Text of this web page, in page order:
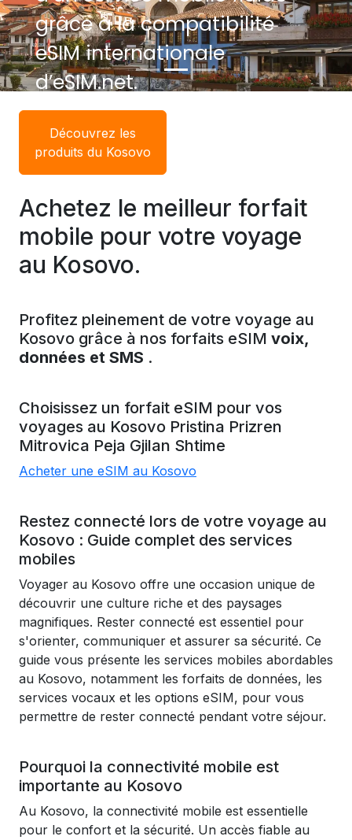
grâce à la compatibilité
eSIM internationale
d’eSIM.net.
Découvrez les
produits du Kosovo
Achetez le meilleur forfait
mobile pour votre voyage
au Kosovo.
Profitez pleinement de votre voyage au
Kosovo grâce à nos forfaits eSIM voix,
données et SMS .
Choisissez un forfait eSIM pour vos
voyages au Kosovo Pristina Prizren
Mitrovica Peja Gjilan Shtime
Acheter une eSIM au Kosovo
Restez connecté lors de votre voyage au
Kosovo : Guide complet des services
mobiles
Voyager au Kosovo offre une occasion unique de
découvrir une culture riche et des paysages
magnifiques. Rester connecté est essentiel pour
s'orienter, communiquer et assurer sa sécurité. Ce
guide vous présente les services mobiles abordables
au Kosovo, notamment les forfaits de données, les
services vocaux et les options eSIM, pour vous
permettre de rester connecté pendant votre séjour.
Pourquoi la connectivité mobile est
importante au Kosovo
Au Kosovo, la connectivité mobile est essentielle
pour le confort et la sécurité. Un accès fiable au